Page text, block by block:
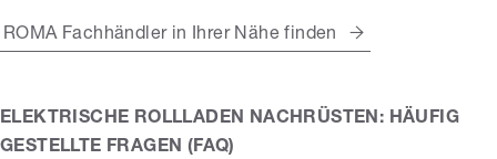
ROMA Fachhändler in Ihrer Nähe finden
ELEKTRISCHE ROLLLADEN NACHRÜSTEN: HÄUFIG
GESTELLTE FRAGEN (FAQ)